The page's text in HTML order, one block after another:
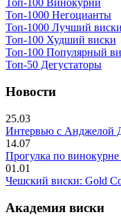
Топ-100 Винокурни
Топ-1000 Негоцианты
Топ-1000 Лучший виски
Топ-100 Худший виски
Топ-100 Популярный
Топ-50 Дегустаторы
Новости
25.03
Интервью с Анджелой
14.07
Прогулка по винокурне
01.01
Чешский виски: Gold
Академия виски